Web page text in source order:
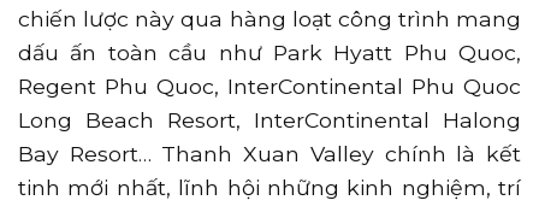
chiến lược này qua hàng loạt công trình mang
dấu ấn toàn cầu như Park Hyatt Phu Quoc,
Regent Phu Quoc, InterContinental Phu Quoc
Long Beach Resort, InterContinental Halong
Bay Resort… Thanh Xuan Valley chính là kết
tinh mới nhất, lĩnh hội những kinh nghiệm, trí